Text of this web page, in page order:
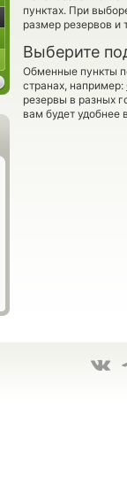
пунктах. При
размер резервов и
Выберите
Обменные пункты
странах, например:
резервы в разных
вам будет удобнее